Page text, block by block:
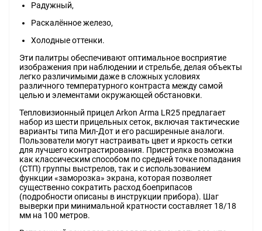
Радужный,
Раскалённое железо,
Холодные оттенки.
Эти палитры обеспечивают оптимальное восприятие
изображения при наблюдении и стрельбе, делая объекты
легко различимыми даже в сложных условиях
различного температурного контраста между самой
целью и элементами окружающей обстановки.
Тепловизионный прицел Arkon Arma LR25 предлагает
набор из шести прицельных сеток, включая тактические
варианты типа Мил-Дот и его расширенные аналоги.
Пользователи могут настраивать цвет и яркость сетки
для лучшего контрастирования. Пристрелка возможна
как классическим способом по средней точке попадания
(СТП) группы выстрелов, так и с использованием
функции «заморозка» экрана, которая позволяет
существенно сократить расход боеприпасов
(подробности описаны в инструкции прибора). Шаг
выверки при минимальной кратности составляет 18/18
мм на 100 метров.